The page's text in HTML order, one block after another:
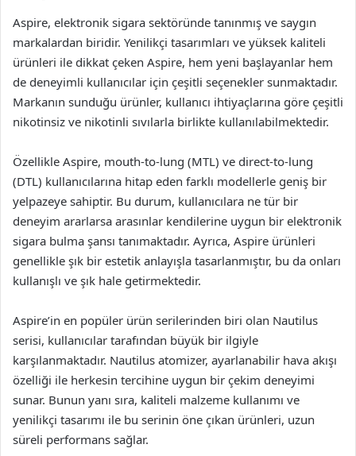
Aspire, elektronik sigara sektöründe tanınmış ve saygın
markalardan biridir. Yenilikçi tasarımları ve yüksek kaliteli
ürünleri ile dikkat çeken Aspire, hem yeni başlayanlar hem
de deneyimli kullanıcılar için çeşitli seçenekler sunmaktadır.
Markanın sunduğu ürünler, kullanıcı ihtiyaçlarına göre çeşitli
nikotinsiz ve nikotinli sıvılarla birlikte kullanılabilmektedir.
Özellikle Aspire, mouth-to-lung (MTL) ve direct-to-lung
(DTL) kullanıcılarına hitap eden farklı modellerle geniş bir
yelpazeye sahiptir. Bu durum, kullanıcılara ne tür bir
deneyim ararlarsa arasınlar kendilerine uygun bir elektronik
sigara bulma şansı tanımaktadır. Ayrıca, Aspire ürünleri
genellikle şık bir estetik anlayışla tasarlanmıştır, bu da onları
kullanışlı ve şık hale getirmektedir.
Aspire’in en popüler ürün serilerinden biri olan Nautilus
serisi, kullanıcılar tarafından büyük bir ilgiyle
karşılanmaktadır. Nautilus atomizer, ayarlanabilir hava akışı
özelliği ile herkesin tercihine uygun bir çekim deneyimi
sunar. Bunun yanı sıra, kaliteli malzeme kullanımı ve
yenilikçi tasarımı ile bu serinin öne çıkan ürünleri, uzun
süreli performans sağlar.